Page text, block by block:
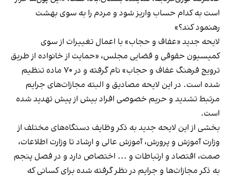
است به کدام حساب واریز شود و مردم را به سوی بهشت
رهنمود کند؟»
لایحه جدید «عفاف و حجاب» با اعمال تغییرات از سوی
کمیسیون حقوقی و قضایی مجلس، «حمایت از خانواده از طریق
ترویج فرهنگ عفاف و حجاب» نام گرفته و در ۷۰ ماده تنظیم
شده است. در این لایحه مصادیق و البته مجازات‌های جرایم
مرتبط تشدید و حریم خصوصی افراد بیش از پیش تهدید شده
است.
بخشی از این لایحه جدید به ذکر وظایف دستگاه‌های مختلف از
وزارت آموزش و پرورش، آموزش عالی و ارشاد تا وزارت اطلاعات،
صمت، اقتصاد و ارتباطات و ... اختصاص دارد و در فصل پنجم
به ذکر مجازات‌ها و جرایم در نظر گرفته شده برای کسانی که